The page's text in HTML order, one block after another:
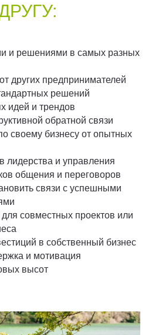
и решениями в самых разных
других предпринимателей
решений
идей и трендов
обратной связи
своему бизнесу от опытных
лидерства и управления
общения и переговоров
связи с успешными
совместных проектов или
в собственный бизнес
и мотивация
высот